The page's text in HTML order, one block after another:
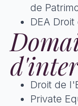
de
DEA
Droit de
Private